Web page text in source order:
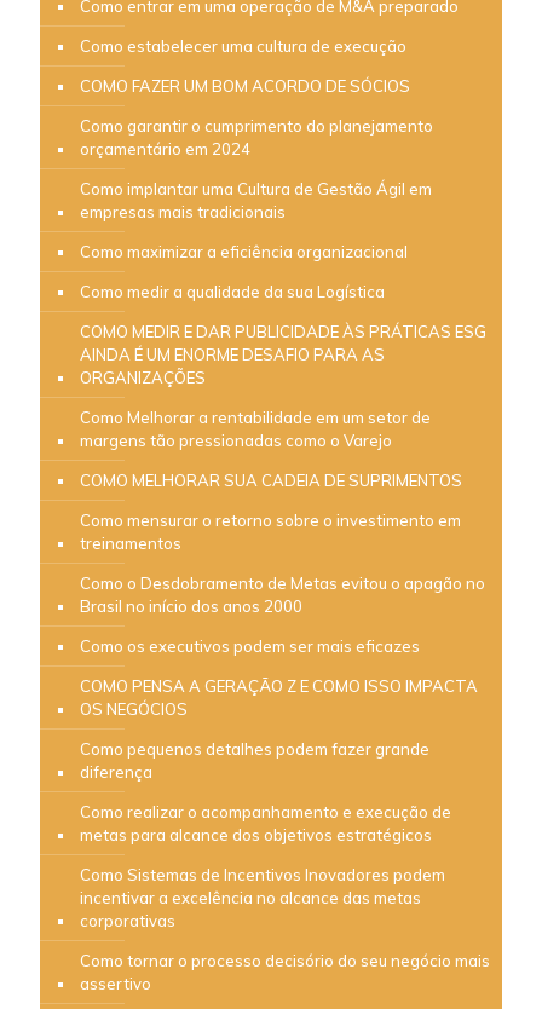
Como entrar em uma operação de M&A preparado
Como estabelecer uma cultura de execução
COMO FAZER UM BOM ACORDO DE SÓCIOS
Como garantir o cumprimento do planejamento
orçamentário em 2024
Como implantar uma Cultura de Gestão Ágil em
empresas mais tradicionais
Como maximizar a eficiência organizacional
Como medir a qualidade da sua Logística
COMO MEDIR E DAR PUBLICIDADE ÀS PRÁTICAS ESG
AINDA É UM ENORME DESAFIO PARA AS
ORGANIZAÇÕES
Como Melhorar a rentabilidade em um setor de
margens tão pressionadas como o Varejo
COMO MELHORAR SUA CADEIA DE SUPRIMENTOS
Como mensurar o retorno sobre o investimento em
treinamentos
Como o Desdobramento de Metas evitou o apagão no
Brasil no início dos anos 2000
Como os executivos podem ser mais eficazes
COMO PENSA A GERAÇÃO Z E COMO ISSO IMPACTA
OS NEGÓCIOS
Como pequenos detalhes podem fazer grande
diferença
Como realizar o acompanhamento e execução de
metas para alcance dos objetivos estratégicos
Como Sistemas de Incentivos Inovadores podem
incentivar a excelência no alcance das metas
corporativas
Como tornar o processo decisório do seu negócio mais
assertivo